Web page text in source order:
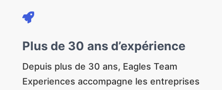

Plus de 30 ans d’expérience
Depuis plus de 30 ans, Eagles Team
Experiences accompagne les entreprises